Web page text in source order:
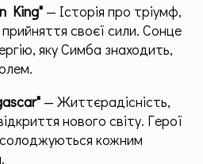
King" — Історія про тріумф,
своєї сили. Сонце
яку Симба знаходить,
— Життєрадісність,
нового світу. Герої
кожним